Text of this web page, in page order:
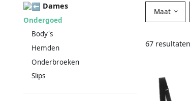
Dames
Ondergoed
Body's
Hemden
Onderbroeken
Slips
Maat
67